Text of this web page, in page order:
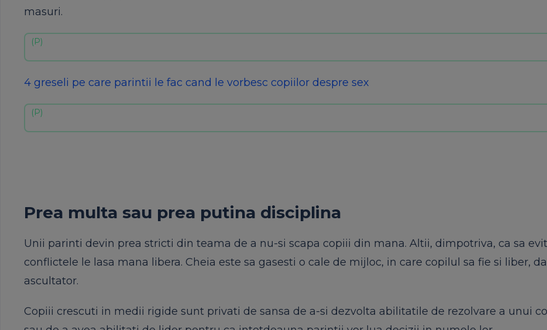
masuri.
4 greseli pe care parintii le fac cand le vorbesc copiilor despre sex
Prea multa sau prea putina disciplina
Unii parinti devin prea stricti din teama de a nu-si scapa copiii din mana. Altii, dimpotriva, ca sa
conflictele le lasa mana libera. Cheia este sa gasesti o cale de mijloc, in care copilul sa fie si liber,
ascultator.
Copiii crescuti in medii rigide sunt privati de sansa de a-si dezvolta abilitatile de rezolvare a unui